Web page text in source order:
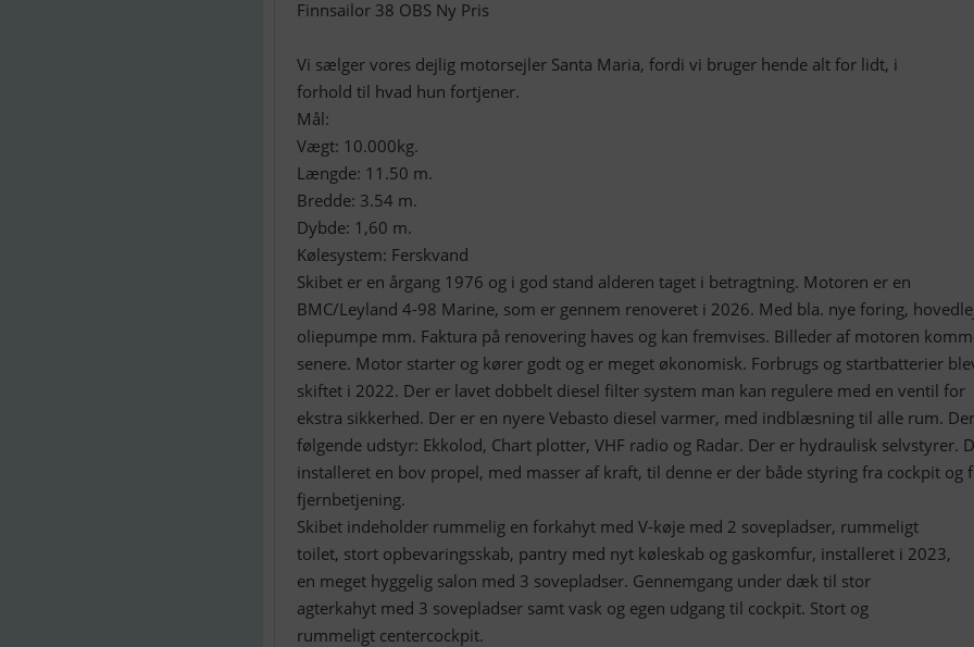
Finnsailor 38 OBS Ny Pris
Vi sælger vores dejlig motorsejler Santa Maria, fordi vi bruger hende alt for lidt, i
forhold til hvad hun fortjener.
Mål:
Vægt: 10.000kg.
Længde: 11.50 m.
Bredde: 3.54 m.
Dybde: 1,60 m.
Kølesystem: Ferskvand
Skibet er en årgang 1976 og i god stand alderen taget i betragtning. Motoren er en
BMC/Leyland 4-98 Marine, som er gennem renoveret i 2026. Med bla. nye foring,
oliepumpe mm. Faktura på renovering haves og kan fremvises. Billeder af motoren
senere. Motor starter og kører godt og er meget økonomisk. Forbrugs og startbatterier
skiftet i 2022. Der er lavet dobbelt diesel filter system man kan regulere med en ventil for
ekstra sikkerhed. Der er en nyere Vebasto diesel varmer, med indblæsning til alle rum.
følgende udstyr: Ekkolod, Chart plotter, VHF radio og Radar. Der er hydraulisk selvstyrer.
installeret en bov propel, med masser af kraft, til denne er der både styring fra cockpit og
fjernbetjening.
Skibet indeholder rummelig en forkahyt med V-køje med 2 sovepladser, rummeligt
toilet, stort opbevaringsskab, pantry med nyt køleskab og gaskomfur, installeret i 2023,
en meget hyggelig salon med 3 sovepladser. Gennemgang under dæk til stor
agterkahyt med 3 sovepladser samt vask og egen udgang til cockpit. Stort og
rummeligt centercockpit.